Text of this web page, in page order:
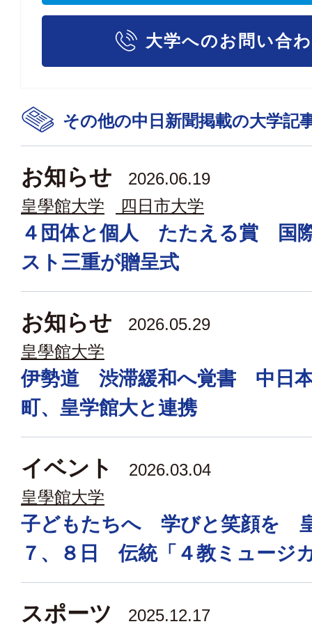
大学へのお問い合
その他の中日新聞掲載の大学記
お知らせ
2026.06.19
皇學館大学
四日市大学
４団体と個人 たたえる賞 国
スト三重が贈呈式
お知らせ
2026.05.29
皇學館大学
伊勢道 渋滞緩和へ覚書 中日
町、皇学館大と連携
イベント
2026.03.04
皇學館大学
子どもたちへ 学びと笑顔を
７、８日 伝統「４教ミュージ
スポーツ 2025.12.17